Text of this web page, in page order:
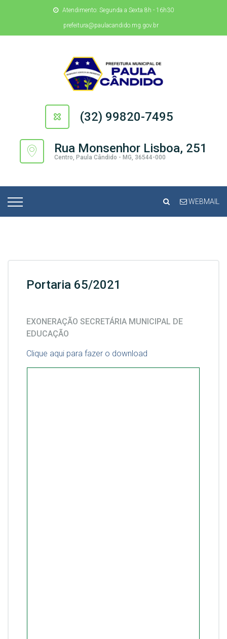
Atendimento: Segunda a Sexta 8h - 16h30
prefeitura@paulacandido.mg.gov.br
(32) 99820-7495
Rua Monsenhor Lisboa, 251
Centro, Paula Cândido - MG, 36544-000
WEBMAIL
Portaria 65/2021
EXONERAÇÃO SECRETÁRIA MUNICIPAL DE
EDUCAÇÃO
Clique aqui para fazer o download